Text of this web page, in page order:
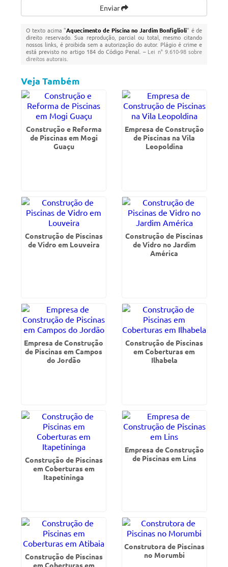
Enviar
O texto acima "Aquecimento de Piscina no Jardim Bonfiglioli" é de
direito reservado. Sua reprodução, parcial ou total, mesmo citando
nossos links, é proibida sem a autorização do autor. Plágio é crime e
está previsto no artigo 184 do Código Penal. – Lei n° 9.610-98 sobre
direitos autorais
Veja Também
Construção e Reforma
de Piscinas em Mogi
Guaçu
Empresa de Construção
de Piscinas na Vila
Leopoldina
Construção de Piscinas
de Vidro em Louveira
Construção de Piscinas
de Vidro no Jardim
América
Empresa de Construção
de Piscinas em Campos
do Jordão
Construção de Piscinas
em Coberturas em
Ilhabela
Construção de Piscinas
em Coberturas em
Itapetininga
Empresa de Construção
de Piscinas em Lins
Construção de Piscinas
em Coberturas em
Construtora de Piscinas
no Morumbi